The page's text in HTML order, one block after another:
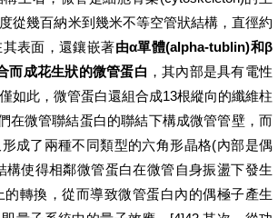
從幾百納米到幾米不等空管狀結構，直徑約
表面，還鑲嵌著由α單體(alpha-tublin)和β
而成花生狀的微管蛋白 ，其內部是具有電性
如此，微管蛋白還組合成13根縱向的纖維柱
在微管聯結蛋白的聯結下構成微管管壁，而
成了兩種不同類型的六角形晶格(內部是偶
構使得相鄰微管蛋白在微管自身振盪下發生
的轉換，從而導致微管蛋白內的偶極子產生